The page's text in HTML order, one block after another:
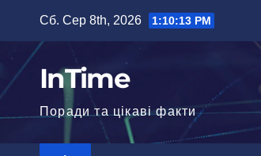
вмісту
Сб. Сер 8th, 2026 1:10:15 PM
InTime
Поради та цікаві факти